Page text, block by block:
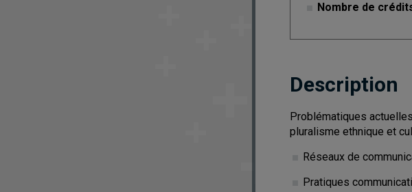
Nombre de
Description
Problématiques
pluralisme ethnique et
Réseaux de
Pratiques